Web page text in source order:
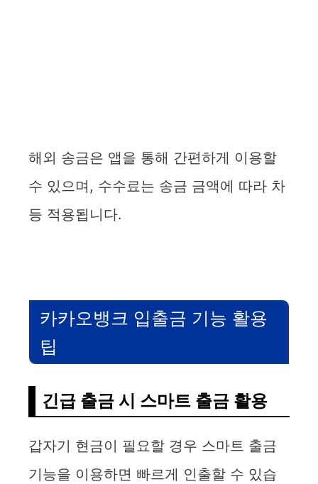
해외 송금은 앱을 통해 간편하게 이용할
수 있으며, 수수료는 송금 금액에 따라 차
등 적용됩니다.
카카오뱅크 입출금 기능 활용
팁
긴급 출금 시 스마트 출금 활용
갑자기 현금이 필요할 경우 스마트 출금
기능을 이용하면 빠르게 인출할 수 있습